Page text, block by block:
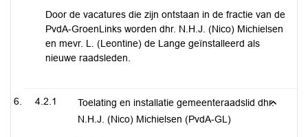
Door de vacatures die zijn ontstaan in de fractie van de
PvdA-GroenLinks worden dhr. N.H.J. (Nico) Michielsen
en mevr. L. (Leontine) de Lange geïnstalleerd als
nieuwe raadsleden.
4.2.1
Toelating en installatie gemeenteraadslid dhr.
N.H.J. (Nico) Michielsen (PvdA-GL)